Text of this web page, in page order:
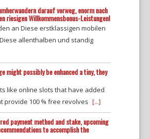
darauf vorweg, enorm nach
riesigen Willkommensbonus-Leistungen!
an Diese erstklassigen mobilen
allenthalben und standig
might possibly be enhanced a tiny, they
like online slots that have added
provide 100 % free revolves [...]
payment method and stake, upcoming
to accomplish the